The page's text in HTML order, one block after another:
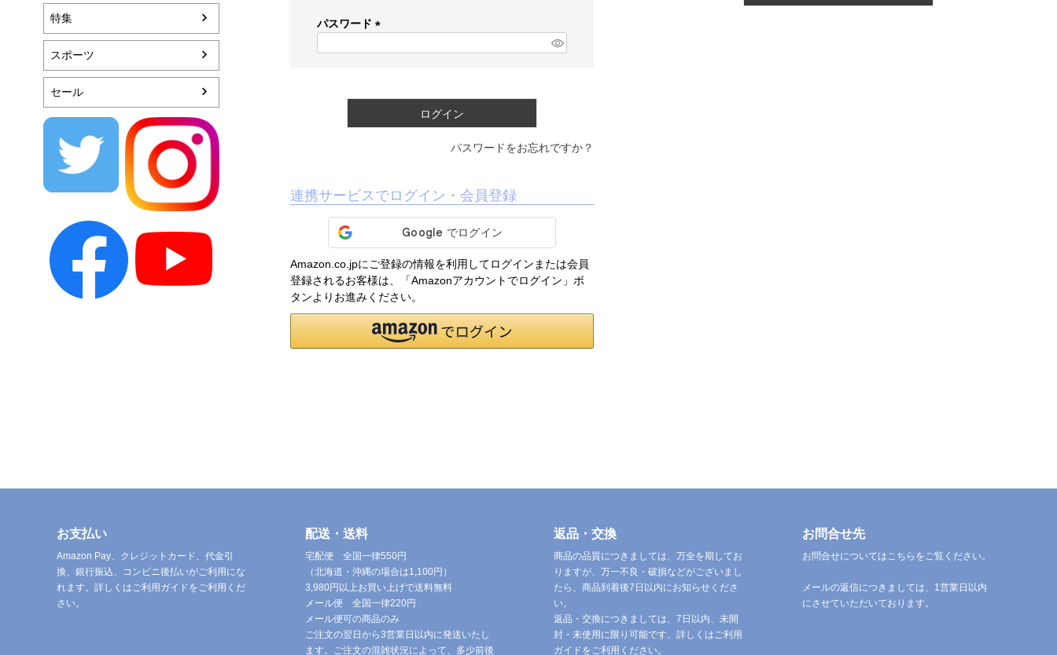
特集
スポーツ
セール
)
パスワード
ログイン
パスワードをお忘れですか？
連携サービスでログイン・会員登録
Amazon.co.jpにご登録の情報を利用してログインまたは会員
登録されるお客様は、「Amazonアカウントでログイン」ボ
タンよりお進みください。
お支払い
Amazon Pay、クレジットカード、代金引
換、銀行振込、コンビニ後払いがご利用にな
れます。詳しくはご利用ガイドをご利用くだ
さい。
配送・送料
宅配便 全国一律550円
（北海道・沖縄の場合は1,100円）
3,980円以上お買い上げで送料無料
メール便 全国一律220円
メール便可の商品のみ
ご注文の翌日から3営業日以内に発送いたし
ます。ご注文の混雑状況によって、多少前後
返品・交換
商品の品質につきましては、万全を期してお
りますが、万一不良・破損などがございまし
たら、商品到着後7日以内にお知らせくださ
い。
返品・交換につきましては、7日以内、未開
封・未使用に限り可能です。詳しくはご利用
ガイドをご利用ください。
お問合せ先
お問合せについてはこちらをご覧ください。
メールの返信につきましては、1営業日以内
にさせていただいております。